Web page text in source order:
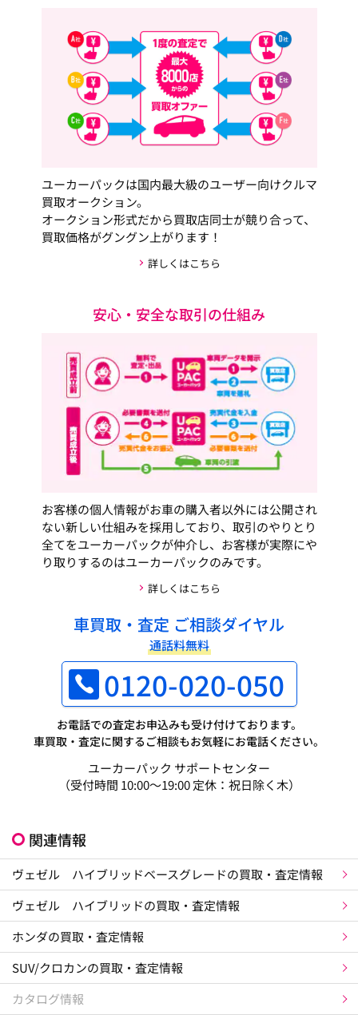
ユーカーパックは国内最大級のユーザー向けクルマ
買取オークション。
オークション形式だから買取店同士が競り合って、
買取価格がグングン上がります！
詳しくはこちら
安心・安全な取引の仕組み
お客様の個人情報がお車の購入者以外には公開され
ない新しい仕組みを採用しており、取引のやりとり
全てをユーカーパックが仲介し、お客様が実際にや
り取りするのはユーカーパックのみです。
詳しくはこちら
車買取・査定 ご相談ダイヤル
通話料無料
0120-020-050
お電話での査定お申込みも受け付けております。
車買取・査定に関するご相談もお気軽にお電話ください。
ユーカーパック サポートセンター
（受付時間 10:00～19:00 定休：祝日除く木）
関連情報
ヴェゼル ハイブリッドベースグレードの買取・査定情報
ヴェゼル ハイブリッドの買取・査定情報
ホンダの買取・査定情報
SUV/クロカンの買取・査定情報
カタログ情報